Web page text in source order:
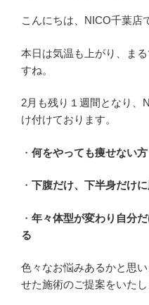
こんにちは、NICO千葉店
本日は気温も上がり、ま
すね。
2月も残り１週間となり、
け付けております。
・ 何をやっても痩せない方
・ 下腹だけ、下半身だけ
・ 年々体型が変わり自分
る
色々なお悩みあるかと思
せた施術のご提案をいたし